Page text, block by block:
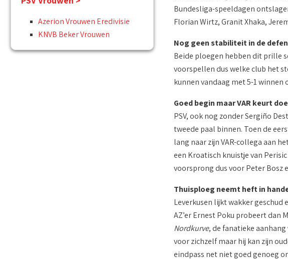
Azerion Vrouwen Eredivisie
KNVB Beker Vrouwen
Bundesliga-speeldagen
Florian Wirtz, Granit Xhaka,
Nog geen stabiliteit in de
Beide ploegen hebben dit prille
voorspellen dus welke club het
kunnen vandaag met 5-1 winnen
Goed begin maar VAR keurt
PSV, ook nog zonder Sergiño
tweede paal binnen. Toen de
lang naar zijn VAR-collega aan
een Kroatisch knuistje van
voorsprong dus voor Peter Bosz
Thuisploeg neemt heft in
Leverkusen lijkt wakker geschud
AZ’er Ernest Poku probeert dan
Nordkurve, de fanatieke
voor zichzelf maar hij kan zijn
eindpass net niet goed genoeg